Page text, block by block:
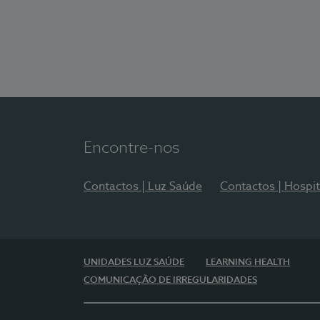
Encontre-nos
Contactos | Luz Saúde Contactos |
UNIDADES LUZ SAÚDE
LEARNING HEALTH
COMUNICAÇÃO DE IRREGULARIDADES